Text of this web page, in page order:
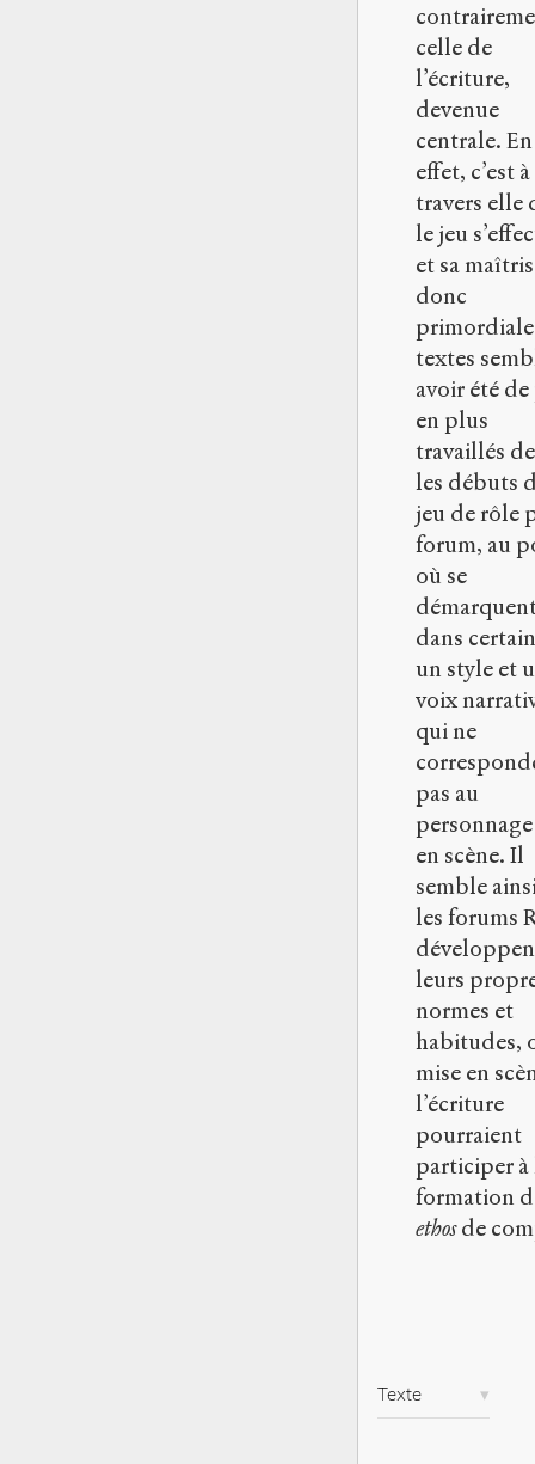
celle de
l’écriture,
devenue
centrale. En
effet, c’est à
travers elle
le jeu
et sa
donc
textes
avoir été
en plus
travaillés
les débuts
jeu de rôle
forum, au
où se
dans
un style et
voix
qui ne
pas au
en scène. Il
semble
les forums
leurs
normes et
habitudes,
mise en
l’écriture
pourraient
participer à
formation
ethosde
Texte